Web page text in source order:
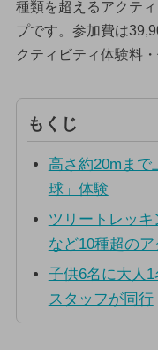
種類を超えるアクテ
プです。参加費は
クティビティ体験料
もくじ
高さ約20mま
球」体験
ツリートレッ
など10種超の
子供6名に大人
スタッフが同行